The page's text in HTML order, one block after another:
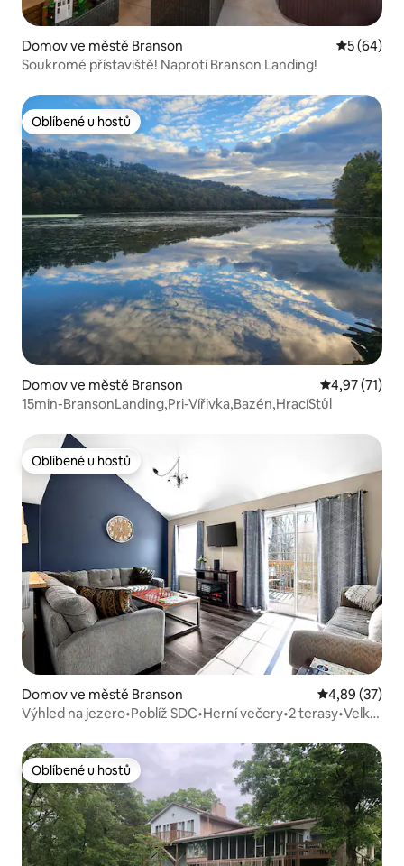
Domov ve městě Branson Průměrné
5 (64)
Soukromé přístaviště! Naproti Branson Landing!
Oblíbené u hostů
Oblíbené u hostů
Domov ve městě Branson Průměrné
4,97 (71)
15min-BransonLanding,Pri-Vířivka,Bazén,HracíStůl
Oblíbené u hostů
Oblíbené u hostů
Domov ve městě Branson Průměrné
4,89 (37)
Výhled na jezero•Poblíž SDC•Herní večery•2 terasy•Velká
Oblíbené u hostů
Oblíbené u hostů